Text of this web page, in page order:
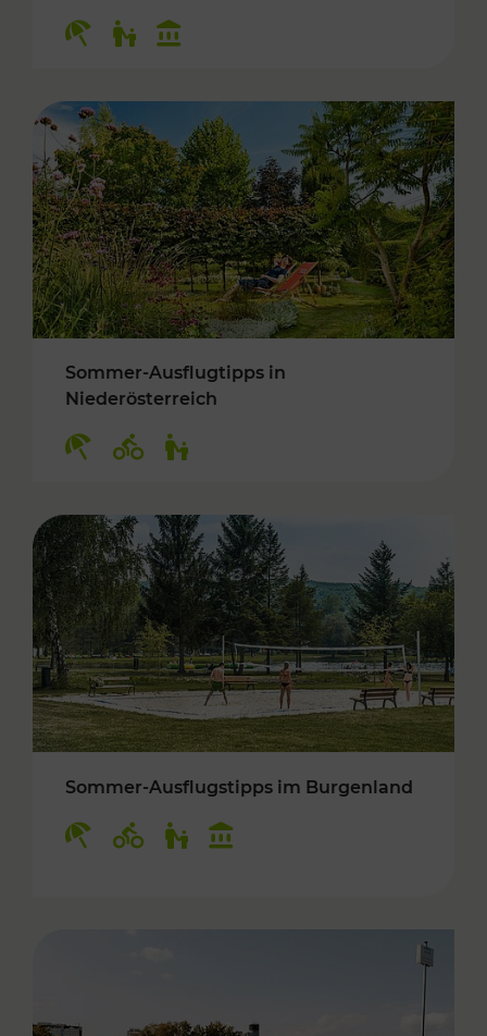
Sommer-Ausflugtipps in
Niederösterreich
Sommer-Ausflugstipps im Burgenland